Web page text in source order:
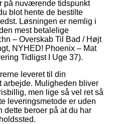
på nuværende tidspunkt
blot hente de bestilte
Løsningen er nemlig i
mest betalelige
– Overskab Til Bad / Højt
NYHED! Phoenix – Mat
Tidligst I Uge 37).
leveret til din
arbejde. Muligheden bliver
men lige så vel ret så
leveringsmetode er uden
dette beroer på at du har